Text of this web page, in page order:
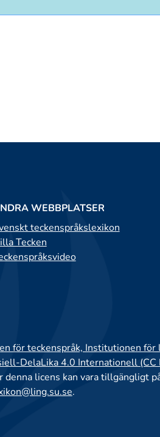
WEBBPLATSER
teckenspråkslexikon
Tecken
för teckenspråk, Institutionen
DelaLika 4.0 Internationell (CC
licens kan vara tillgängligt
.